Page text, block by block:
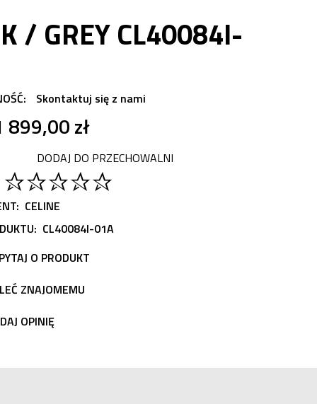
/ GREY CL40084I-
Skontaktuj się z nami
899,00 zł
DODAJ DO PRZECHOWALNI
CELINE
CL40084I-01A
O PRODUKT
ZNAJOMEMU
OPINIĘ